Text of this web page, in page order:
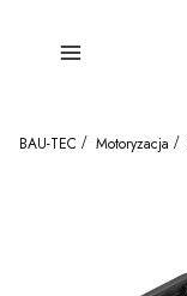
Menu
BAU-TEC Motoryzacja